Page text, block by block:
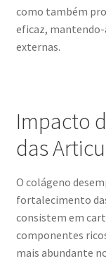
como também
eficaz, mantendo-
externas.
Impacto
das
O colágeno
fortalecimento
consistem em
componentes
mais abundante